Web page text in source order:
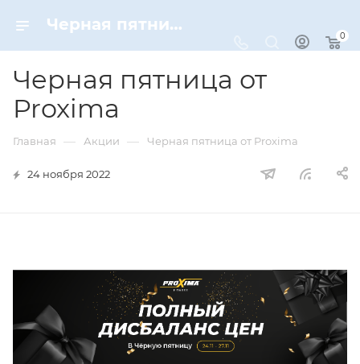
Черная пятница от Proxima
0
Черная пятница от
Proxima
Главная — Акции — Черная пятница от Proxima
24 ноября 2022